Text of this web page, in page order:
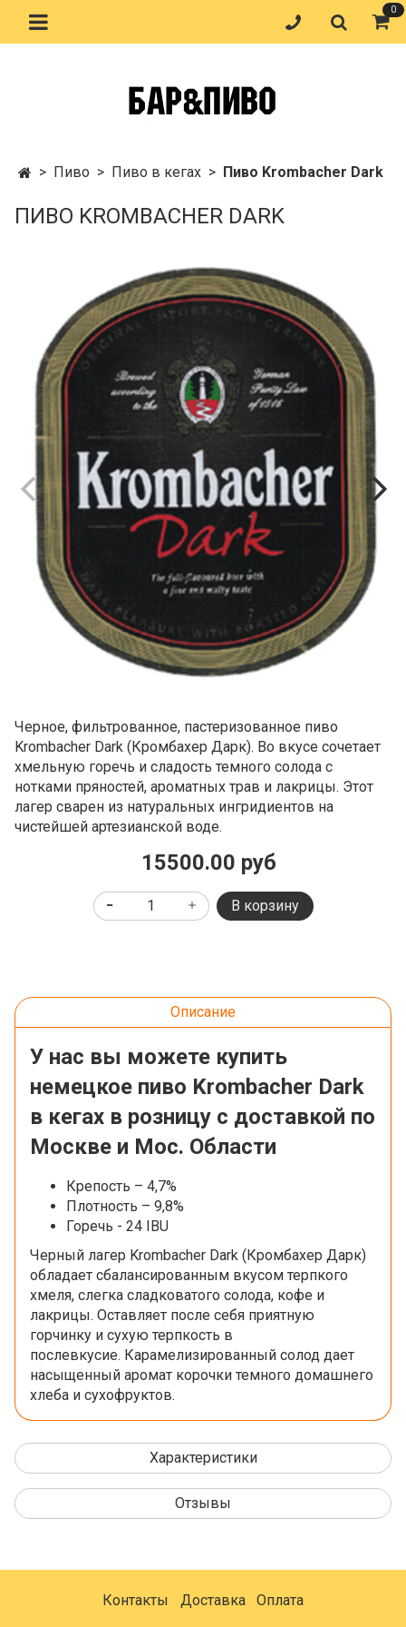
0
Пиво Пиво в кегах Пиво Krombacher Dark
ПИВО KROMBACHER DARK
Черное, фильтрованное, пастеризованное пиво
Krombacher Dark (Кромбахер Дарк). Во вкусе сочетает
хмельную горечь и сладость темного солода с
нотками пряностей, ароматных трав и лакрицы. Этот
лагер сварен из натуральных ингридиентов на
чистейшей артезианской воде.
15500.00 руб
В корзину
Описание
У нас вы можете купить
немецкое пиво Krombacher Dark
в кегах в розницу с доставкой по
Москве и Мос. Области
Крепость – 4,7%
Плотность – 9,8%
Горечь - 24 IBU
Черный лагер Krombacher Dark (Кромбахер Дарк)
обладает сбалансированным вкусом терпкого
хмеля, слегка сладковатого солода, кофе и
лакрицы. Оставляет после себя приятную
горчинку и сухую терпкость в
послевкусие. Карамелизированный солод дает
насыщенный аромат корочки темного домашнего
хлеба и сухофруктов.
Характеристики
Отзывы
Контакты Доставка
Оплата